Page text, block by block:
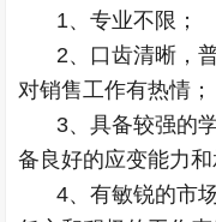
1、专业不限；
2、口齿清晰，
对销售工作有热情；
3、具备较强的
备良好的应变能力和
4、有敏锐的市